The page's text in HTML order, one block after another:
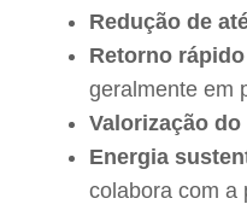
Redução de
Retorno
geralmente em
Valorização
Energia
colabora com a